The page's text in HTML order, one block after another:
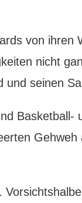
von ihren
nicht
seinen
Basketball-